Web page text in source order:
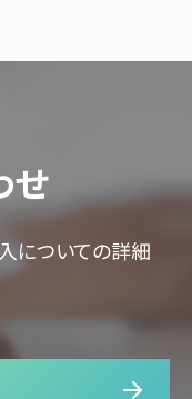
せ
についての詳細